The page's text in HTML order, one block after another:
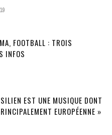
FOOTBALL : TROIS
INFOS
EST UNE MUSIQUE DONT
EUROPÉENNE »